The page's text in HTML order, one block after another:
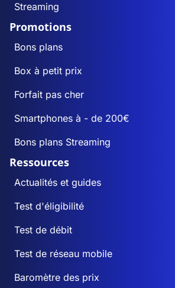
Streaming
Promotions
Bons plans
Box à petit prix
Forfait pas cher
Smartphones à - de 200€
Bons plans Streaming
Ressources
Actualités et guides
Test d'éligibilité
Test de débit
Test de réseau mobile
Baromètre des prix